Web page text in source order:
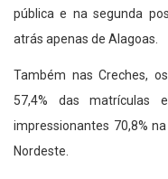
pública e na segunda
atrás apenas de Alagoas.
Também nas Creches,
57,4% das matrículas
impressionantes 70,8%
Nordeste.